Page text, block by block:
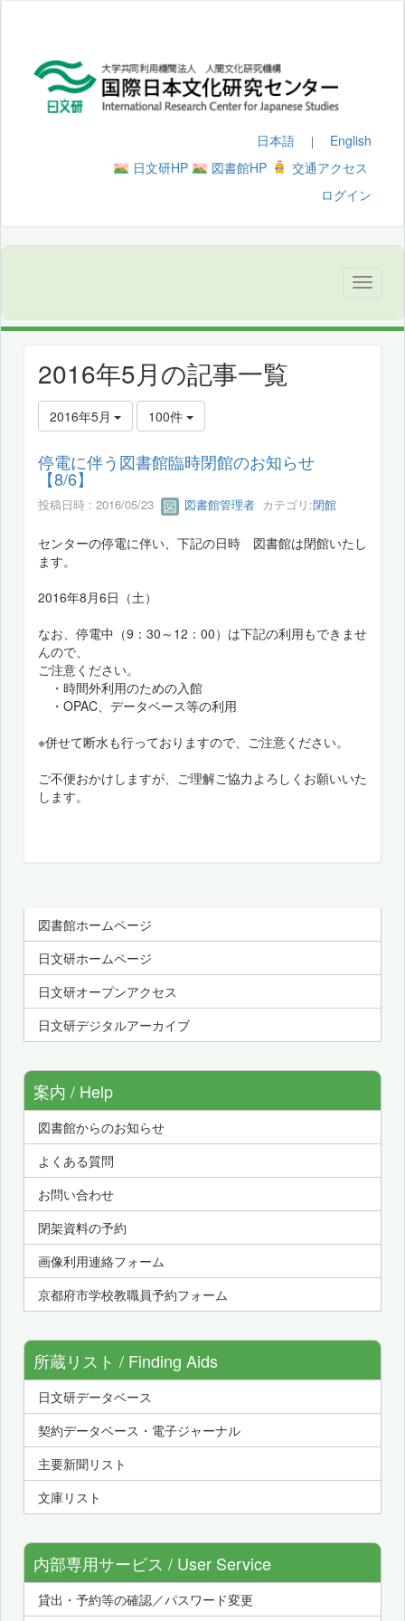
日本語 ｜ English
日文研HP
図書館HP
交通アクセス
ログイン
2016年5月の記事一覧
2016年5月 100件
停電に伴う図書館臨時閉館のお知らせ
【8/6】
投稿日時 : 2016/05/23 図書館管理者 カテゴリ:閉館
センターの停電に伴い、下記の日時 図書館は閉館いたし
ます。
2016年8月6日（土）
なお、停電中（9：30～12：00）は下記の利用もできませ
んので、
ご注意ください。
・時間外利用のための入館
・OPAC、データベース等の利用
※併せて断水も行っておりますので、ご注意ください。
ご不便おかけしますが、ご理解ご協力よろしくお願いいた
します。
図書館ホームページ
日文研ホームページ
日文研オープンアクセス
日文研デジタルアーカイブ
案内 / Help
図書館からのお知らせ
よくある質問
お問い合わせ
閉架資料の予約
画像利用連絡フォーム
京都府市学校教職員予約フォーム
所蔵リスト / Finding Aids
日文研データベース
契約データベース・電子ジャーナル
主要新聞リスト
文庫リスト
内部専用サービス / User Service
貸出・予約等の確認／パスワード変更